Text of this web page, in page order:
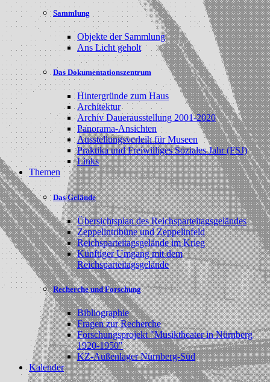
Sammlung
Objekte der Sammlung
Ans Licht geholt
Das Dokumentationszentrum
Hintergründe zum Haus
Architektur
Archiv Dauerausstellung 2001-2020
Panorama-Ansichten
Ausstellungsverleih für Museen
Praktika und Freiwilliges Soziales Jahr (FSJ)
Links
Themen
Das Gelände
Übersichtsplan des Reichsparteitagsgeländes
Zeppelintribüne und Zeppelinfeld
Reichsparteitagsgelände im Krieg
Künftiger Umgang mit dem
Reichsparteitagsgelände
Recherche und Forschung
Bibliographie
Fragen zur Recherche
Forschungsprojekt "Musiktheater in Nürnberg
1920-1950"
KZ-Außenlager Nürnberg-Süd
Kalender